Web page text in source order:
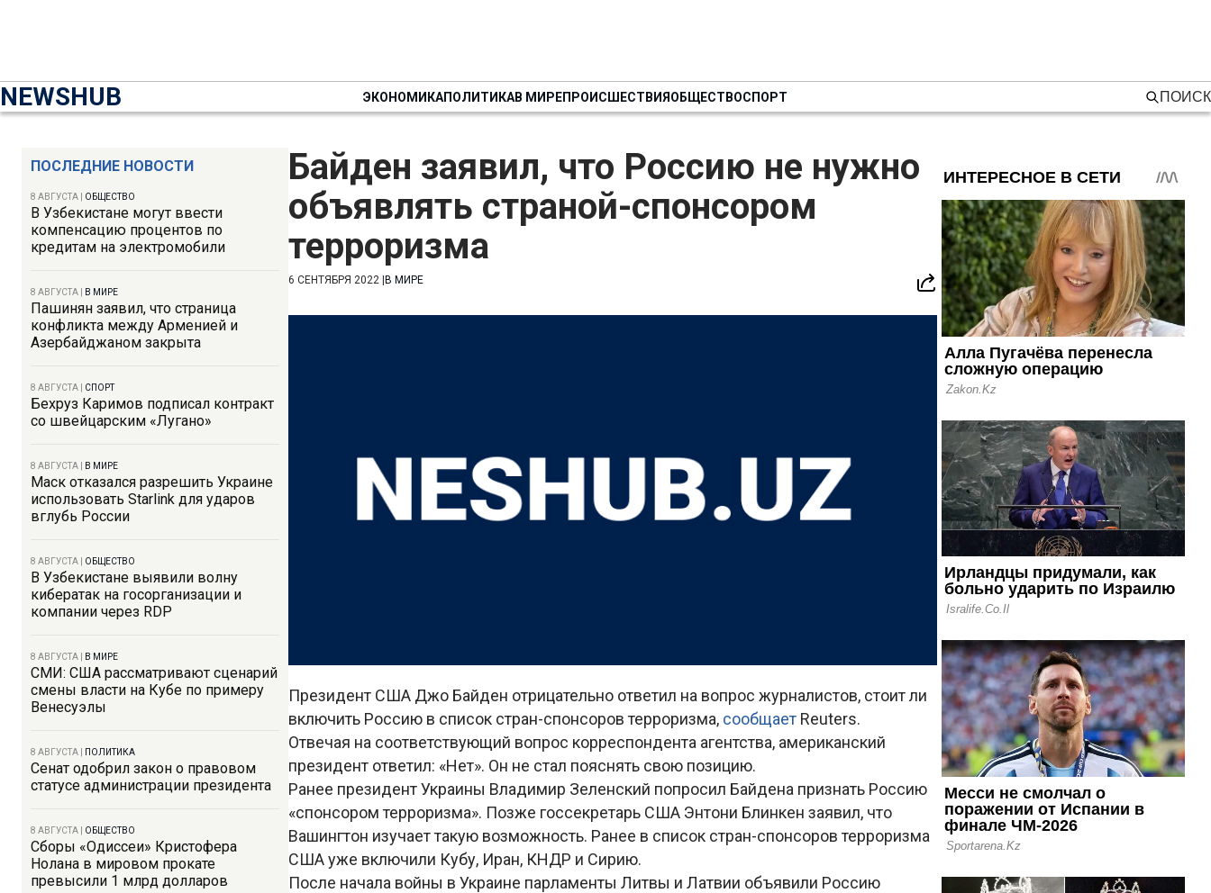
NEWSHUB ЭКОНОМИКАПОЛИТИКАВ МИРЕПРОИСШЕСТВИЯОБЩЕСТВОСПОРТ ПОИСК
ПОСЛЕДНИЕ НОВОСТИ
8 АВГУСТА ОБЩЕСТВО
В Узбекистане могут ввести
компенсацию процентов по
кредитам на электромобили
8 АВГУСТА В МИРЕ
Пашинян заявил, что страница
конфликта между Арменией и
Азербайджаном закрыта
8 АВГУСТА СПОРТ
Бехруз Каримов подписал контракт
со швейцарским «Лугано»
8 АВГУСТА В МИРЕ
Маск отказался разрешить Украине
использовать Starlink для ударов
вглубь России
8 АВГУСТА ОБЩЕСТВО
В Узбекистане выявили волну
кибератак на госорганизации и
компании через RDP
8 АВГУСТА В МИРЕ
СМИ: США рассматривают сценарий
смены власти на Кубе по примеру
Венесуэлы
8 АВГУСТА ПОЛИТИКА
Сенат одобрил закон о правовом
статусе администрации президента
8 АВГУСТА ОБЩЕСТВО
Сборы «Одиссеи» Кристофера
Нолана в мировом прокате
превысили 1 млрд долларов
Байден заявил, что Россию не нужно
объявлять страной-спонсором
терроризма
6 СЕНТЯБРЯ 2022 В МИРЕ
Президент США Джо Байден отрицательно ответил на вопрос журналистов, стоит ли
включить Россию в список стран-спонсоров терроризма, сообщает Reuters.
Отвечая на соответствующий вопрос корреспондента агентства, американский
президент ответил: «Нет». Он не стал пояснять свою позицию.
Ранее президент Украины Владимир Зеленский попросил Байдена признать Россию
«спонсором терроризма». Позже госсекретарь США Энтони Блинкен заявил, что
Вашингтон изучает такую возможность. Ранее в список стран-спонсоров терроризма
США уже включили Кубу, Иран, КНДР и Сирию.
После начала войны в Украине парламенты Литвы и Латвии объявили Россию